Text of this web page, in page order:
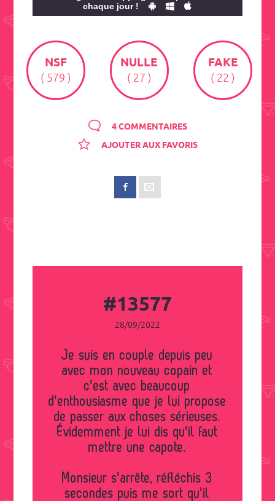
chaque jour !
NSF
( 579 )
NULLE
( 27 )
FAKE
( 22 )
4 COMMENTAIRES
AJOUTER AUX FAVORIS
#13577
28/09/2022
Je suis en couple depuis peu
avec mon nouveau copain et
c'est avec beaucoup
d'enthousiasme que je lui propose
de passer aux choses sérieuses.
Évidemment je lui dis qu'il faut
mettre une capote.
Monsieur s'arrête, réfléchis 3
secondes puis me sort qu'il